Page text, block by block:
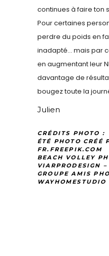
continues à faire ton
Pour certaines
perdre du poids en
inadapté… mais par
en augmentant leur
davantage de
bougez toute la
Julien
CRÉDITS PHOTO :
ÉTÉ PHOTO CRÉÉ
FR.FREEPIK.COM
BEACH VOLLEY
VIARPRODESIGN
GROUPE AMIS